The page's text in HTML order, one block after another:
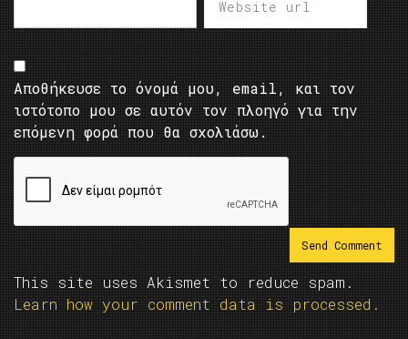
Αποθήκευσε το όνομά μου, email, και τον
ιστότοπο μου σε αυτόν τον πλοηγό για την
επόμενη φορά που θα σχολιάσω.
This site uses Akismet to reduce spam.
Learn how your comment data is processed.